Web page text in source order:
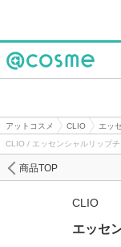
アットコスメ CLIO エッ
CLIO / エッセンシャルリップ
商品TOP
CLIO
エッセ